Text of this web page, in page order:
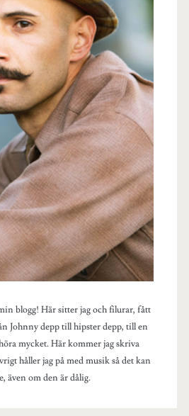
blogg! Här sitter jag och filurar, fått
Johnny depp till hipster depp, till en
mycket. Här kommer jag skriva
håller jag på med musik så det kan
även om den är dålig.